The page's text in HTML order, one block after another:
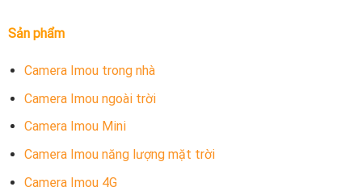
Sản phẩm
Camera Imou trong nhà
Camera Imou ngoài trời
Camera Imou Mini
Camera Imou năng lượng mặt trời
Camera Imou 4G